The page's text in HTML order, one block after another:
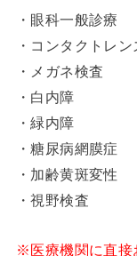
・眼科一般診療
・コンタクトレン
・メガネ検査
・白内障
・緑内障
・糖尿病網膜症
・加齢黄斑変性
・視野検査
※医療機関に直接